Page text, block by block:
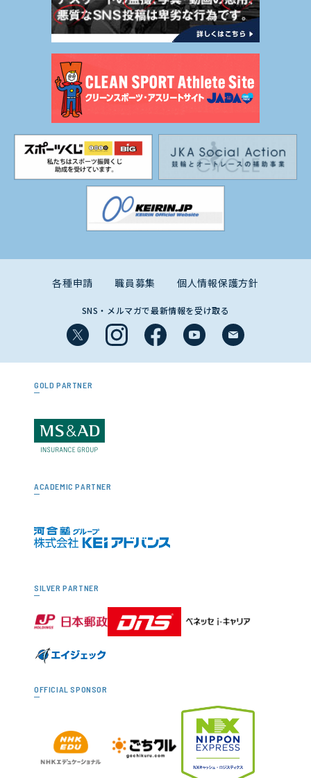
各種申請 職員募集 個人情報保護方針
SNS・メルマガで最新情報を受け取る
GOLD PARTNER
ACADEMIC PARTNER
SILVER PARTNER
OFFICIAL SPONSOR